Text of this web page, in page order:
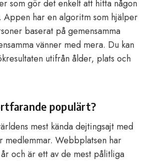
som gör det enkelt att hitta någon
Appen har en algoritm som hjälper
baserat på gemensamma
vänner med mera. Du kan
utifrån ålder, plats och
populärt?
mest kända dejtingsajt med
medlemmar. Webbplatsen har
och är ett av de mest pålitliga